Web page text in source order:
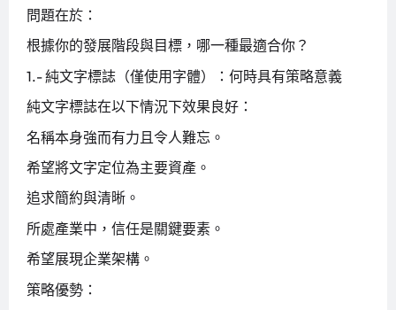
問題在於：
根據你的發展階段與目標，哪一種最適合你？
1.- 純文字標誌（僅使用字體）：何時具有策略意義
純文字標誌在以下情況下效果良好：
名稱本身強而有力且令人難忘。
希望將文字定位為主要資產。
追求簡約與清晰。
所處產業中，信任是關鍵要素。
希望展現企業架構。
策略優勢：